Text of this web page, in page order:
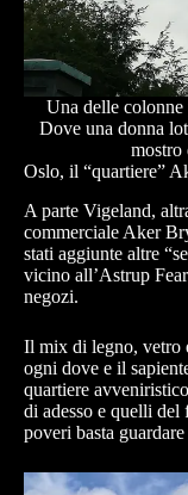
Una delle colonne
Dove una donna
mostro
Oslo, il “quartiere”
A parte Vigeland,
commerciale Aker
stati aggiunte altre
vicino all’Astrup
negozi.
Il mix di legno, vetro
ogni dove e il
quartiere
di adesso e quelli
poveri basta